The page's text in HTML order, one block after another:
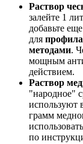
Раствор
залейте 1
добавьте
для
методами.
мощным
действием.
Раствор
"народное"
используют
грамм
по